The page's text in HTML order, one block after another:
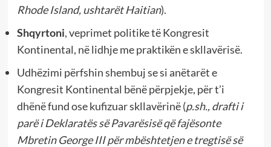
Rhode Island, ushtarët Haitian).
Shqyrtoni, veprimet politike të Kongresit
Kontinental, në lidhje me praktikën e skllavërisë.
Udhëzimi përfshin shembuj se si anëtarët e
Kongresit Kontinental bënë përpjekje, për t’i
dhënë fund ose kufizuar skllavërinë (p.sh., drafti i
parë i Deklaratës së Pavarësisë që fajësonte
Mbretin George III për mbështetjen e tregtisë së